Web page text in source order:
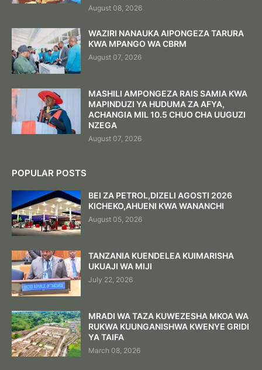
August 08, 2026
WAZIRI NANAUKA AIPONGEZA TARURA
KWA MPANGO WA CBRM
August 07, 2026
MASHILI AMPONGEZA RAIS SAMIA KWA
MAPINDUZI YA HUDUMA ZA AFYA,
ACHANGIA MIL 10.5 CHUO CHA UUGUZI
NZEGA
August 07, 2026
POPULAR POSTS
BEI ZA PETROL,DIZELI AGOSTI 2026
KICHEKO,AHUENI KWA WANANCHI
August 05, 2026
TANZANIA KUENDELEA KUIMARISHA
UKUAJI WA MIJI
July 22, 2026
MRADI WA TAZA KUWEZESHA MKOA WA
RUKWA KUUNGANISHWA KWENYE GRIDI
YA TAIFA
March 08, 2026